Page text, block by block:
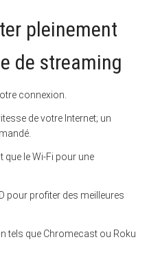
pleinement
de streaming
connexion.
de votre Internet; un
que le Wi-Fi pour une
pour profiter des meilleures
tels que Chromecast ou Roku